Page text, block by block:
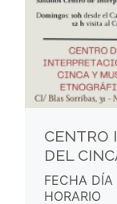
CENTRO
DEL
FECHA